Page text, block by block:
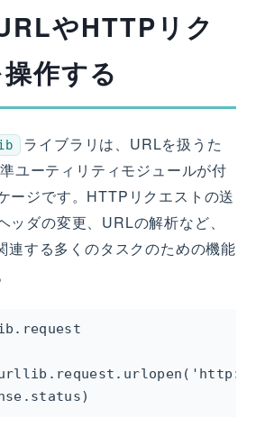
やHTTPリク
作する
ライブラリは、URLを扱うた
ユーティリティモジュールが付
ージです。HTTPリクエストの送
ッダの変更、URLの解析など、
連する多くのタスクのための機能
urllib.request.urlopen('http://